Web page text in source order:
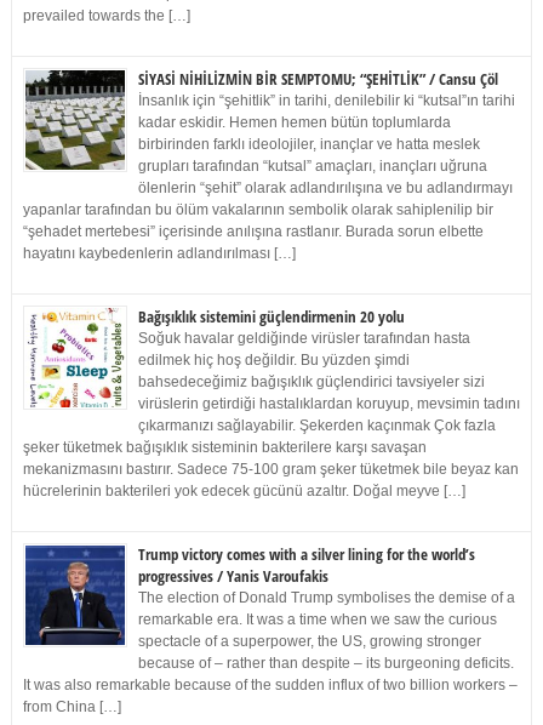
prevailed towards the […]
SİYASİ NİHİLİZMİN BİR SEMPTOMU; “ŞEHİTLİK” / Cansu Çöl
İnsanlık için “şehitlik” in tarihi, denilebilir ki “kutsal”ın tarihi
kadar eskidir. Hemen hemen bütün toplumlarda
birbirinden farklı ideolojiler, inançlar ve hatta meslek
grupları tarafından “kutsal” amaçları, inançları uğruna
ölenlerin “şehit” olarak adlandırılışına ve bu adlandırmayı
yapanlar tarafından bu ölüm vakalarının sembolik olarak sahiplenilip bir
“şehadet mertebesi” içerisinde anılışına rastlanır. Burada sorun elbette
hayatını kaybedenlerin adlandırılması […]
Bağışıklık sistemini güçlendirmenin 20 yolu
Soğuk havalar geldiğinde virüsler tarafından hasta
edilmek hiç hoş değildir. Bu yüzden şimdi
bahsedeceğimiz bağışıklık güçlendirici tavsiyeler sizi
virüslerin getirdiği hastalıklardan koruyup, mevsimin tadını
çıkarmanızı sağlayabilir. Şekerden kaçınmak Çok fazla
şeker tüketmek bağışıklık sisteminin bakterilere karşı savaşan
mekanizmasını bastırır. Sadece 75-100 gram şeker tüketmek bile beyaz kan
hücrelerinin bakterileri yok edecek gücünü azaltır. Doğal meyve […]
Trump victory comes with a silver lining for the world’s
progressives / Yanis Varoufakis
The election of Donald Trump symbolises the demise of a
remarkable era. It was a time when we saw the curious
spectacle of a superpower, the US, growing stronger
because of – rather than despite – its burgeoning deficits.
It was also remarkable because of the sudden influx of two billion workers –
from China […]